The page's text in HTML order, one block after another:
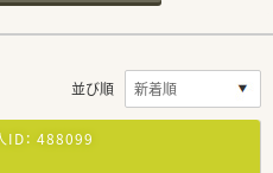
並び順
： 488099